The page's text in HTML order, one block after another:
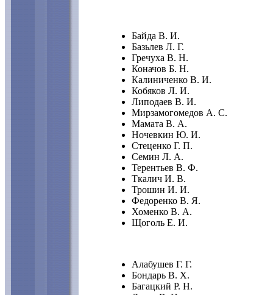
Байда В. И.
Базьлев Л. Г.
Гречуха В. Н.
Коначов Б. Н.
Калиниченко В. И.
Кобяков Л. И.
Липодаев В. И.
Мирзамогомедов А. С.
Мамата В. А.
Ночевкин Ю. И.
Стеценко Г. П.
Семин Л. А.
Терентьев В. Ф.
Ткалич И. В.
Трошин И. И.
Федоренко В. Я.
Хоменко В. А.
Щоголь Е. И.
Алабушев Г. Г.
Бондарь В. X.
Багацкий Р. Н.